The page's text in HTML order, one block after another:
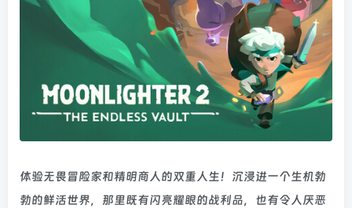
体验无畏冒险家和精明商人的双重人生！沉浸进一个生机勃
勃的鲜活世界，那里既有闪亮耀眼的战利品，也有令人厌恶